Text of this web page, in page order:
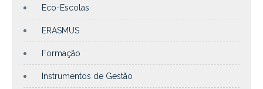
Eco-Escolas
ERASMUS
Formação
Instrumentos de Gestão